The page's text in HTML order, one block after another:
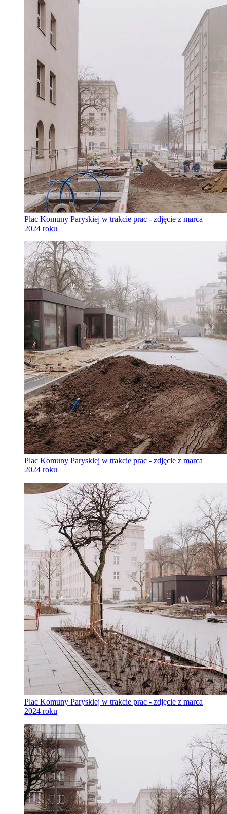
Plac Komuny Paryskiej w trakcie prac - zdjęcie z marca
2024 roku
Plac Komuny Paryskiej w trakcie prac - zdjęcie z marca
2024 roku
Plac Komuny Paryskiej w trakcie prac - zdjęcie z marca
2024 roku